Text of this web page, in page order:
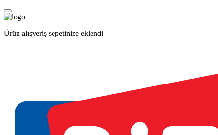
Ürün alışveriş sepetinize eklendi